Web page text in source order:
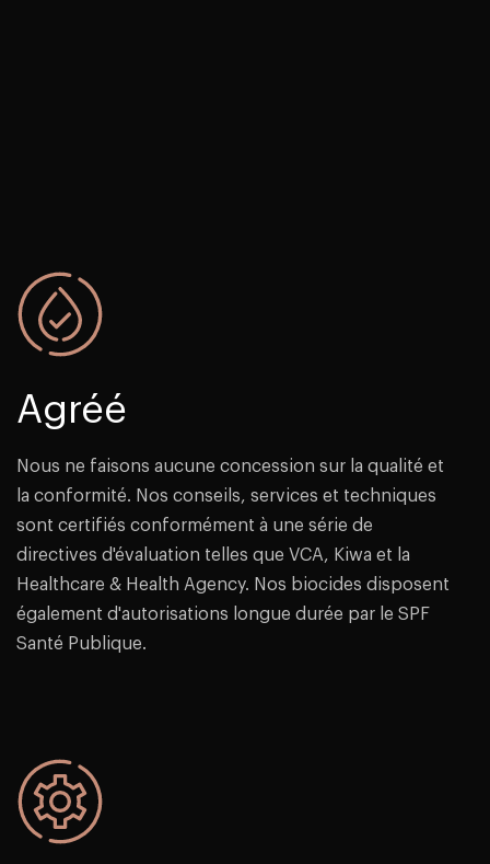
Agréé
Nous ne faisons aucune concession sur la qualité et
la conformité. Nos conseils, services et techniques
sont certifiés conformément à une série de
directives d'évaluation telles que VCA, Kiwa et la
Healthcare & Health Agency. Nos biocides disposent
également d'autorisations longue durée par le SPF
Santé Publique.